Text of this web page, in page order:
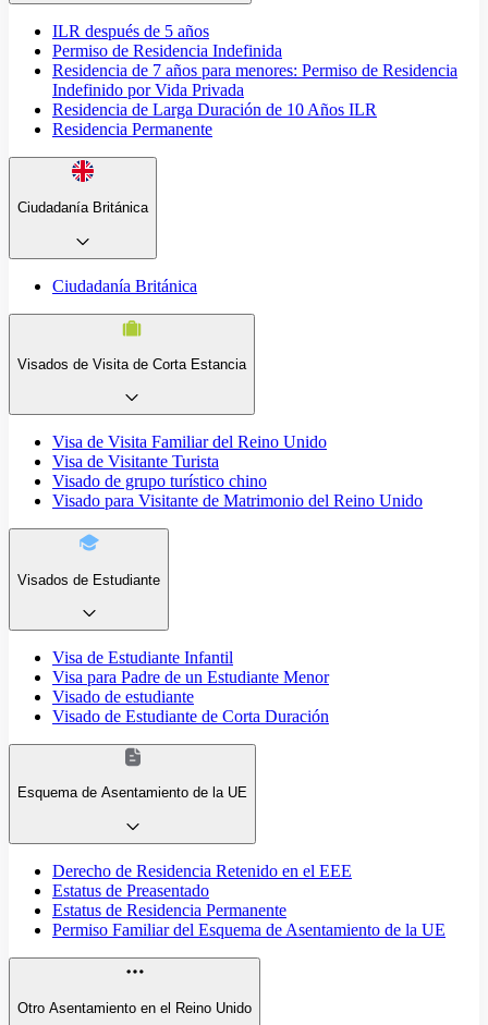
ILR después de 5 años
Permiso de Residencia Indefinida
Residencia de 7 años para menores: Permiso de Residencia
Indefinido por Vida Privada
Residencia de Larga Duración de 10 Años ILR
Residencia Permanente
Ciudadanía Británica
Ciudadanía Británica
Visados de Visita de Corta Estancia
Visa de Visita Familiar del Reino Unido
Visa de Visitante Turista
Visado de grupo turístico chino
Visado para Visitante de Matrimonio del Reino Unido
Visados de Estudiante
Visa de Estudiante Infantil
Visa para Padre de un Estudiante Menor
Visado de estudiante
Visado de Estudiante de Corta Duración
Esquema de Asentamiento de la UE
Derecho de Residencia Retenido en el EEE
Estatus de Preasentado
Estatus de Residencia Permanente
Permiso Familiar del Esquema de Asentamiento de la UE
Otro Asentamiento en el Reino Unido